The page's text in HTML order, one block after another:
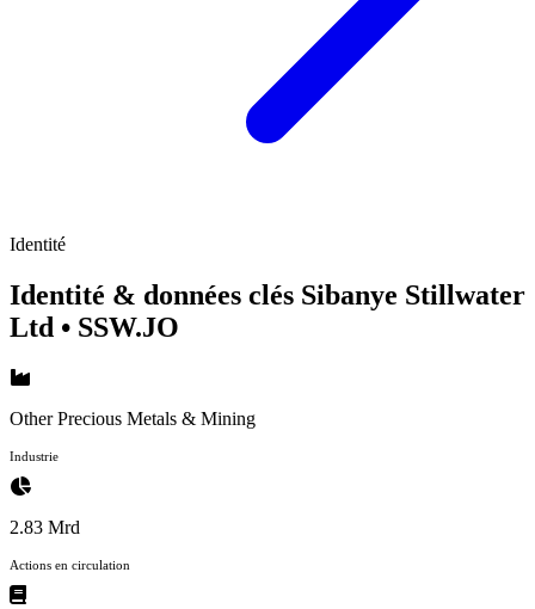
Identité
Identité & données clés Sibanye Stillwater
Ltd • SSW.JO
Other Precious Metals & Mining
Industrie
2.83 Mrd
Actions en circulation